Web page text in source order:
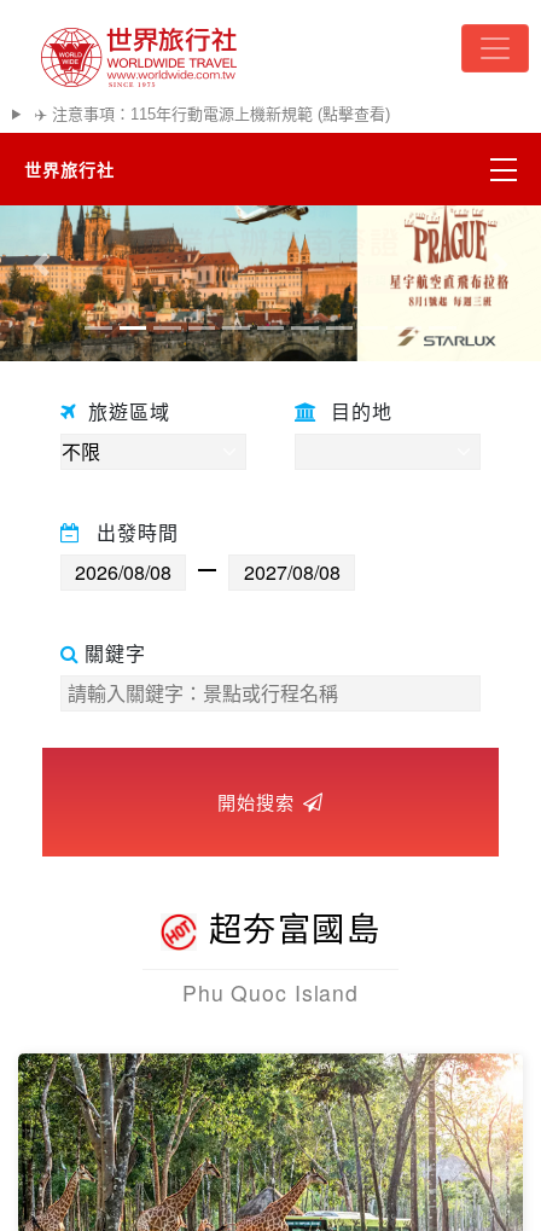
✈️ 注意事項：115年行動電源上機新規範 (點擊查看)
世界旅行社
精彩越南
熱門韓國
超夯日本
世界臻旅
歐洲之旅
往前 往後
旅遊區域 目的地
出發時間
關鍵字
開始搜索
超夯富國島
Phu Quoc Island